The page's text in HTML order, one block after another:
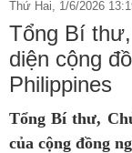
Thứ Hai, 1/6/2026
Tổng Bí
diện cộng
Philippines
Tổng Bí thư,
của cộng đồng